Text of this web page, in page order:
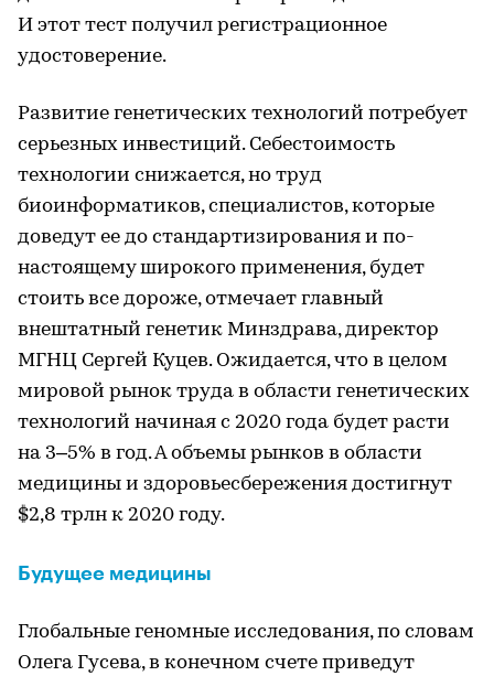
И этот тест получил регистрационное
удостоверение.
Развитие генетических технологий потребует
серьезных инвестиций. Себестоимость
технологии снижается, но труд
биоинформатиков, специалистов, которые
доведут ее до стандартизирования и по-
настоящему широкого применения, будет
стоить все дороже, отмечает главный
внештатный генетик Минздрава, директор
МГНЦ Сергей Куцев. Ожидается, что в целом
мировой рынок труда в области генетических
технологий начиная с 2020 года будет расти
на 3–5% в год. А объемы рынков в области
медицины и здоровьесбережения достигнут
$2,8 трлн к 2020 году.
Будущее медицины
Глобальные геномные исследования, по словам
Олега Гусева, в конечном счете приведут